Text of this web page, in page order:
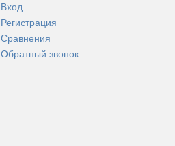
Вход
Регистрация
Сравнения
Обратный звонок